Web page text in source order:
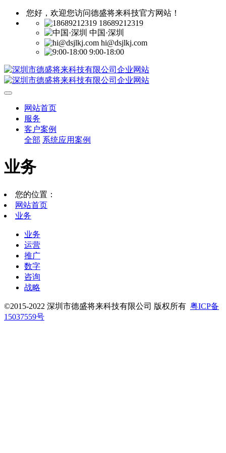
您好，欢迎您访问德盛将来科技官方网站！
18689212319
中国·深圳
hi@dsjlkj.com
9:00-18:00
网站首页
服务
客户案例
全部 系统应用案例
业务
您的位置：
网站首页
业务
业务
运营
推广
数字
咨询
战略
©2015-2022 深圳市德盛将来科技有限公司 版权所有 粤ICP备
15037559号